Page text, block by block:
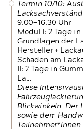
Termin 10/10:
9.00—16.30 Uhr
Modul I: 2 Tage
Grundlagen der
Hersteller +
Schäden am
II: 2 Tage in
La…
Diese
Blickwinkeln. Der
sowie dem